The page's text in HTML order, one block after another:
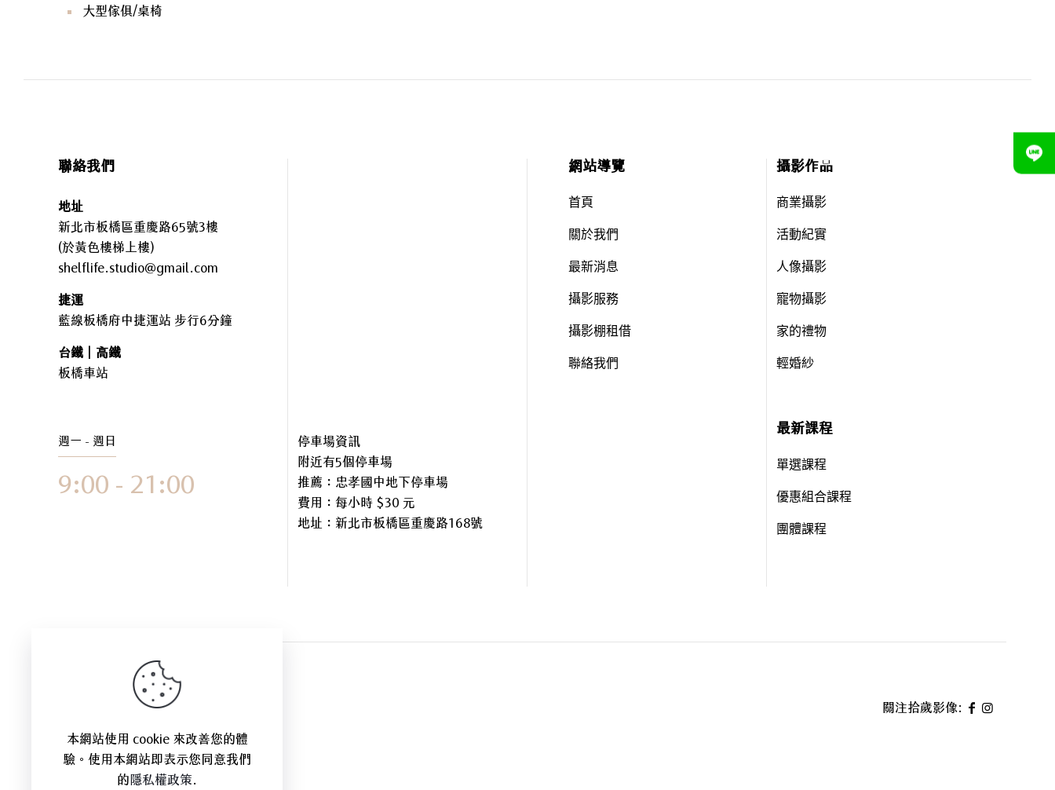
大型傢俱/桌椅
聯絡我們
地址
新北市板橋區重慶路65號3樓
(於黃色樓梯上樓)
shelflife.studio@gmail.com
捷運
藍線板橋府中捷運站 步行6分鐘
台鐵｜高鐵
板橋車站
週一 - 週日
9:00 - 21:00
停車場資訊
附近有5個停車場
推薦：忠孝國中地下停車場
費用：每小時 $30 元
地址： 新北市板橋區重慶路168號
網站導覽
首頁
關於我們
最新消息
攝影服務
攝影棚租借
聯絡我們
攝影作品
商業攝影
活動紀實
人像攝影
寵物攝影
家的禮物
輕婚紗
最新課程
單選課程
優惠組合課程
團體課程
關注拾歲影像:
本網站使用 cookie 來改善您的體
驗。使用本網站即表示您同意我們
的 隱私權政策